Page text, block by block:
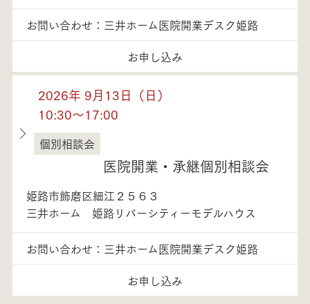
お問い合わせ：三井ホーム医院開業デスク姫路
お申し込み
2026年 9月13日（日）
10:30～17:00
兵庫県
個別相談会
医院開業・承継個別相談会
姫路市飾磨区細江２５６３
三井ホーム 姫路リバーシティーモデルハウス
お問い合わせ：三井ホーム医院開業デスク姫路
お申し込み